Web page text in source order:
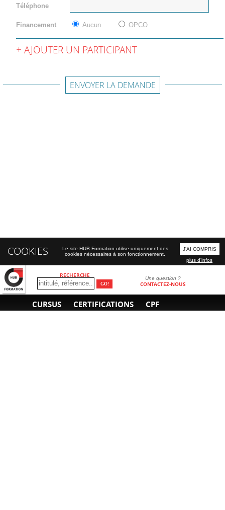
RECHERCHE Une question ?
CONTACTEZ-NOUS
CURSUS CERTIFICATIONS CPF
Téléphone
Financement Aucun OPCO
AJOUTER UN PARTICIPANT
ENVOYER LA DEMANDE
COOKIES
Le site HUB Formation utilise uniquement des
cookies nécessaires à son fonctionnement.
J'AI COMPRIS
plus d'infos